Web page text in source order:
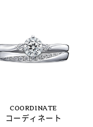
COORDINATE
コーディネート